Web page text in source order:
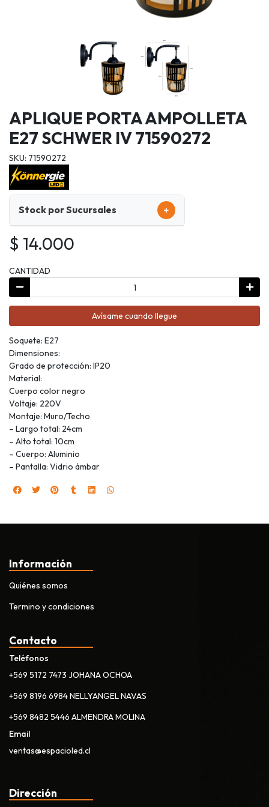
APLIQUE PORTA AMPOLLETA
E27 SCHWER IV 71590272
SKU: 71590272
Stock por Sucursales +
$ 14.000
CANTIDAD
Avísame cuando llegue
Soquete: E27
Dimensiones:
Grado de protección: IP20
Material:
Cuerpo color negro
Voltaje: 220V
Montaje: Muro/Techo
– Largo total: 24cm
– Alto total: 10cm
– Cuerpo: Aluminio
– Pantalla: Vidrio ámbar
Información
Quiénes somos
Termino y condiciones
Contacto
Teléfonos
+569 5172 7473 JOHANA OCHOA
+569 8196 6984 NELLYANGEL NAVAS
+569 8482 5446 ALMENDRA MOLINA
Email
ventas@espacioled.cl
Dirección